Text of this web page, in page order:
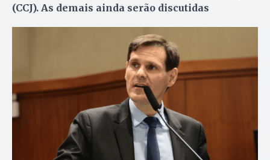
(CCJ). As demais ainda serão discutidas